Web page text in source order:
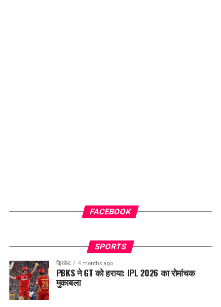
FACEBOOK
SPORTS
क्रिकेट 4 months ago
PBKS ने GT को हराया: IPL 2026 का रोमांचक
मुकाबला